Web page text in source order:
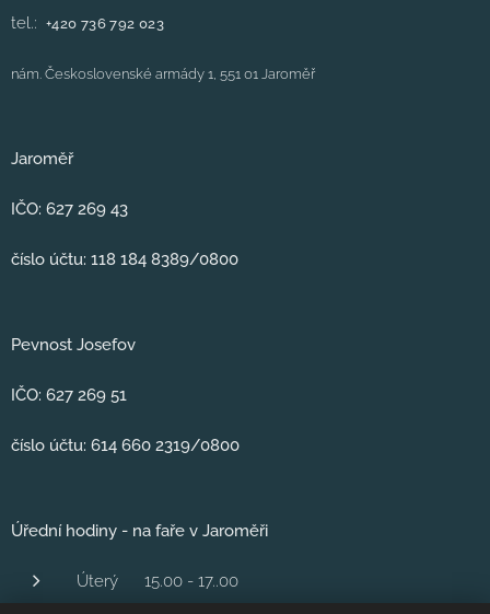
tel.: +420 736 792 023
nám. Československé armády 1, 551 01 Jaroměř
Jaroměř
IČO: 627 269 43
číslo účtu: 118 184 8389/0800
Pevnost Josefov
IČO: 627 269 51
číslo účtu: 614 660 2319/0800
Úřední hodiny - na faře v Jaroměři
Úterý 15.00 - 17..00